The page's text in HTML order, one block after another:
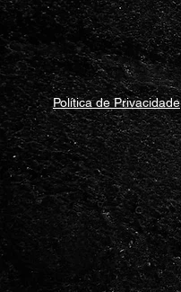
Política de Privacidade